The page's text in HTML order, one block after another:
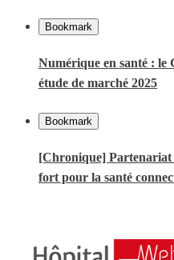
Bookmark
Numérique en santé : le
étude de marché 2025
Bookmark
[Chronique]
fort pour la santé